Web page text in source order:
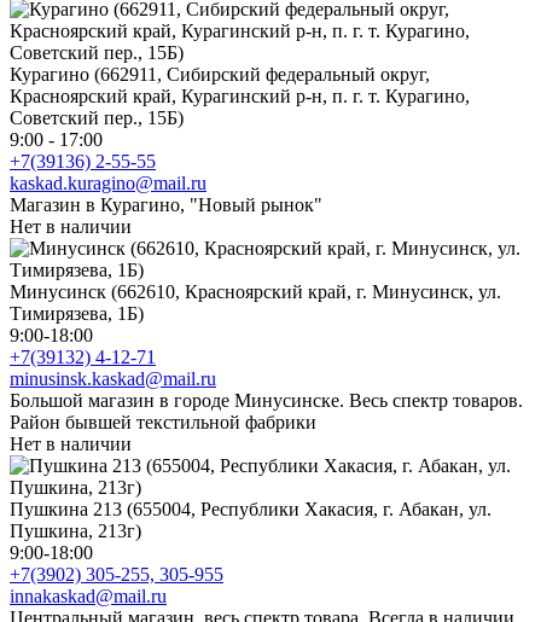
Курагино (662911, Сибирский федеральный округ,
Красноярский край, Курагинский р-н, п. г. т. Курагино,
Советский пер., 15Б)
9:00 - 17:00
+7(39136) 2-55-55
kaskad.kuragino@mail.ru
Магазин в Курагино, "Новый рынок"
Нет в наличии
Минусинск (662610, Красноярский край, г. Минусинск, ул.
Тимирязева, 1Б)
9:00-18:00
+7(39132) 4-12-71
minusinsk.kaskad@mail.ru
Большой магазин в городе Минусинске. Весь спектр товаров.
Район бывшей текстильной фабрики
Нет в наличии
Пушкина 213 (655004, Республики Хакасия, г. Абакан, ул.
Пушкина, 213г)
9:00-18:00
+7(3902) 305-255, 305-955
innakaskad@mail.ru
Центральный магазин, весь спектр товара. Всегда в наличии.